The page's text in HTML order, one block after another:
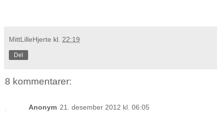
MittLilleHjerte kl. 22:19
Del
8 kommentarer:
Anonym 21. desember 2012 kl. 06:05